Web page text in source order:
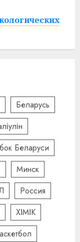
Беларусь
Беларуси
Минск
Россия
ХІМІК